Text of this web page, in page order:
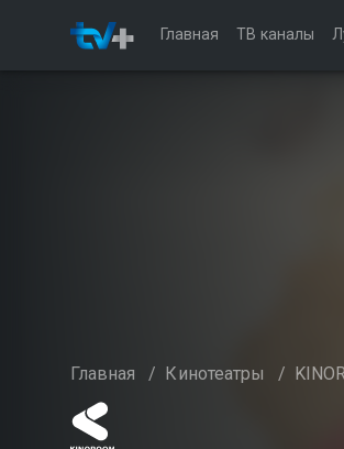
Главная ТВ каналы
Главная / Кинотеатры /